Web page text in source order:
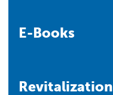
E-Books
Revitalization